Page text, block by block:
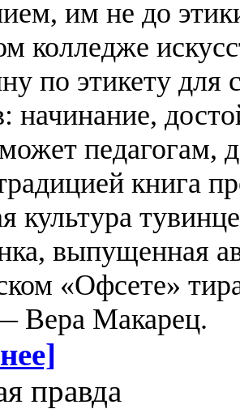
им не до
колледже
по этикету для
начинание,
педагогам,
книга
культура
выпущенная
«Офсете»
Вера Макарец.
правда